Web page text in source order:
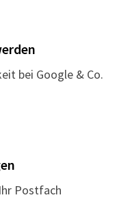
bei Google & Co.
Postfach